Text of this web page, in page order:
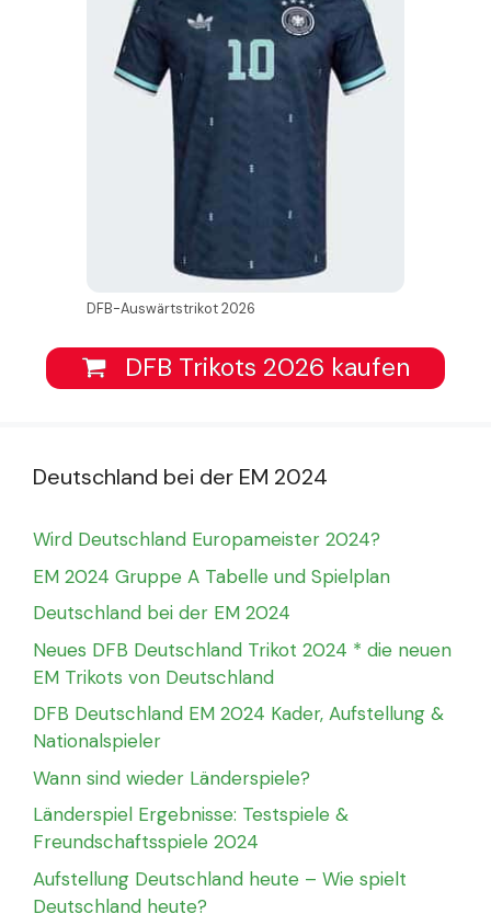
DFB-Auswärtstrikot 2026
DFB Trikots 2026 kaufen
Deutschland bei der EM 2024
Wird Deutschland Europameister 2024?
EM 2024 Gruppe A Tabelle und Spielplan
Deutschland bei der EM 2024
Neues DFB Deutschland Trikot 2024 * die neuen
EM Trikots von Deutschland
DFB Deutschland EM 2024 Kader, Aufstellung &
Nationalspieler
Wann sind wieder Länderspiele?
Länderspiel Ergebnisse: Testspiele &
Freundschaftsspiele 2024
Aufstellung Deutschland heute – Wie spielt
Deutschland heute?